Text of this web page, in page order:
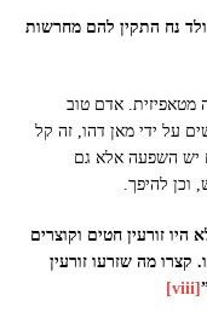
נח התקין להם מחרשות
מטאפיזית. אדם טוב
על ידי מאן דהו, זה קל
יש השפעה אלא גם
וכן להיפך.
היו זורעין חטים וקוצרים
קצרו מה שזרעו זורעין
[viii]